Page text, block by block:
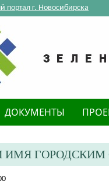
портал г. Новосибирска
ДОКУМЕНТЫ
ИМЯ ГОРОДСКИМ